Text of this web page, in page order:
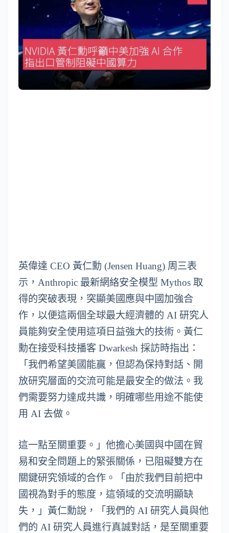
英偉達 CEO 黃仁勳 (Jensen Huang) 周三表
示，Anthropic 最新網絡安全模型 Mythos 取
得的突破表現，突顯美國應與中國加強合
作，以便這兩個全球最大經濟體的 AI 研究人
員能夠安全使用這項日益強大的技術。黃仁
勳在接受科技播客 Dwarkesh 採訪時指出：
「我們希望美國能贏，但認為保持對話、開
放研究層面的交流可能是最安全的做法。我
們需要努力達成共識，明確哪些用途不能使
用 AI 去做。
這一點至關重要。」他擔心美國與中國在貿
易和安全問題上的緊張關係，已阻礙雙方在
關鍵研究領域的合作。「由於我們目前把中
國視為對手的態度，這領域的交流明顯缺
失，」黃仁勳說，「我們的 AI 研究人員與他
們的 AI 研究人員進行真誠對話，是至關重要